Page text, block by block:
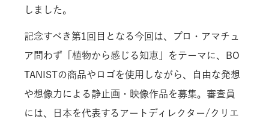
しました。
記念すべき第1回目となる今回は、プロ・アマチュ
ア問わず「植物から感じる知恵」をテーマに、BO
TANISTの商品やロゴを使用しながら、自由な発想
や想像力による静止画・映像作品を募集。審査員
には、日本を代表するアートディレクター/クリエ